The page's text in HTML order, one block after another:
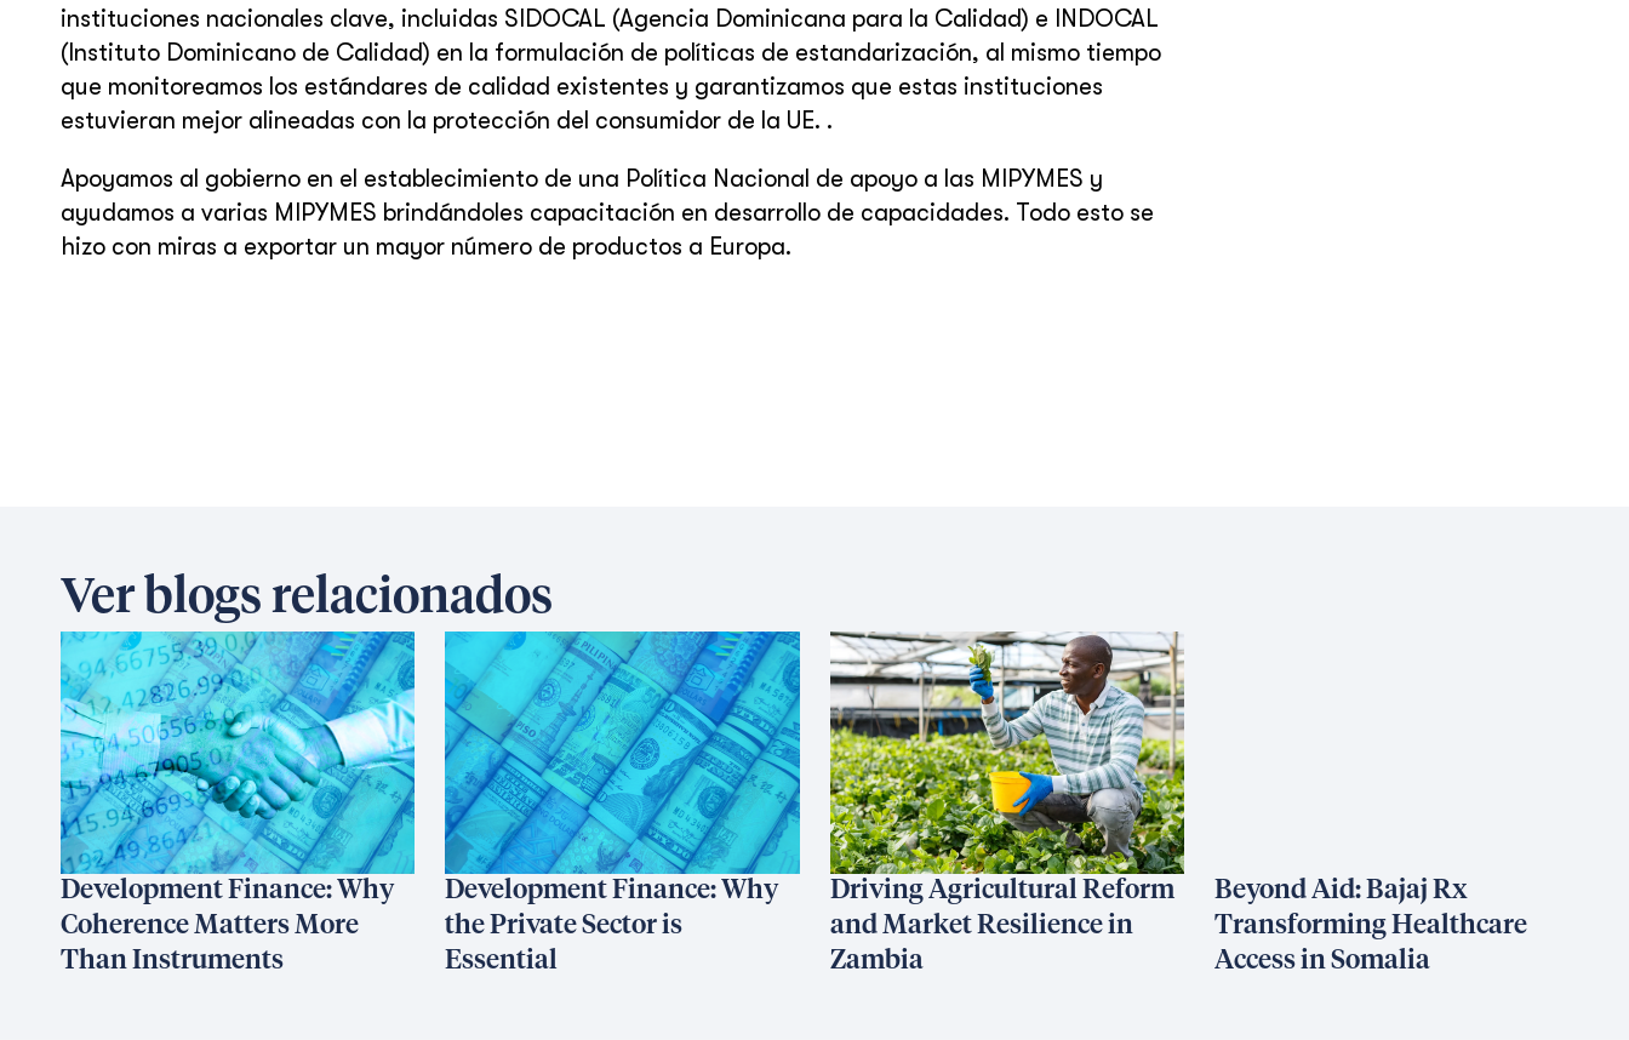
instituciones nacionales clave, incluidas SIDOCAL (Agencia Dominicana para la Calidad) e INDOCAL
(Instituto Dominicano de Calidad) en la formulación de políticas de estandarización, al mismo tiempo
que monitoreamos los estándares de calidad existentes y garantizamos que estas instituciones
estuvieran mejor alineadas con la protección del consumidor de la UE. .
Apoyamos al gobierno en el establecimiento de una Política Nacional de apoyo a las MIPYMES y
ayudamos a varias MIPYMES brindándoles capacitación en desarrollo de capacidades. Todo esto se
hizo con miras a exportar un mayor número de productos a Europa.
Ver blogs relacionados
Development Finance: Why
Coherence Matters More
Than Instruments
Development Finance: Why
the Private Sector is
Essential
Driving Agricultural Reform
and Market Resilience in
Zambia
Beyond Aid: Bajaj Rx
Transforming Healthcare
Access in Somalia